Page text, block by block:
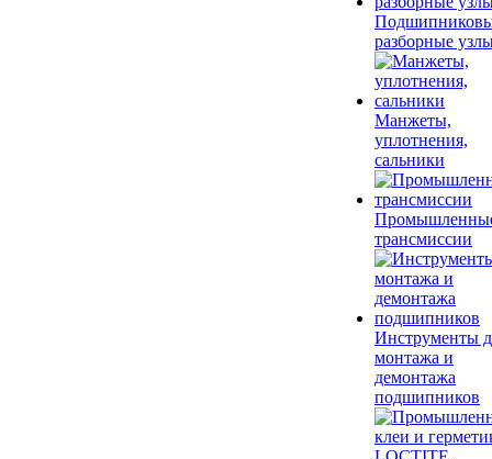
разборные
Манжеты,
уплотнения,
сальники
трансмиссии
Инструменты
монтажа и
демонтажа
подшипников